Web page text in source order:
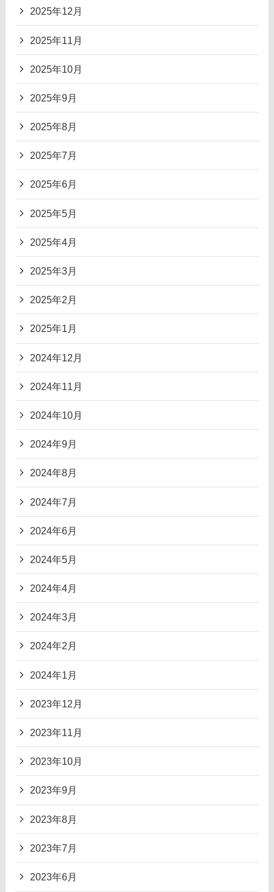
2025年12月
2025年11月
2025年10月
2025年9月
2025年8月
2025年7月
2025年6月
2025年5月
2025年4月
2025年3月
2025年2月
2025年1月
2024年12月
2024年11月
2024年10月
2024年9月
2024年8月
2024年7月
2024年6月
2024年5月
2024年4月
2024年3月
2024年2月
2024年1月
2023年12月
2023年11月
2023年10月
2023年9月
2023年8月
2023年7月
2023年6月